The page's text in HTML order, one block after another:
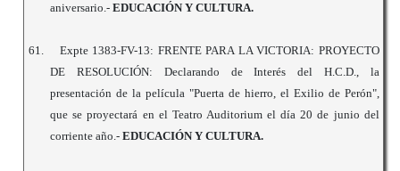
aniversario.-EDUCACIÓN Y CULTURA.
61.
Expte 1383-FV-13: FRENTE PARA LA VICTORIA: PROYECTO
DE RESOLUCIÓN: Declarando de Interés del H.C.D., la
presentación de la película "Puerta de hierro, el Exilio de Perón",
que se proyectará en el Teatro Auditorium el día 20 de junio del
corriente año.-EDUCACIÓN Y CULTURA.